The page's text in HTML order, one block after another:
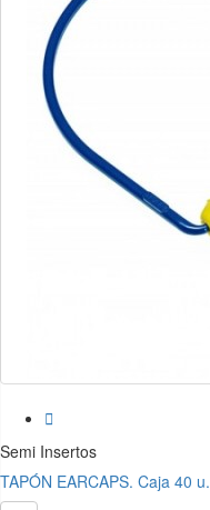

Semi Insertos
TAPÓN EARCAPS. Caja 40 u.